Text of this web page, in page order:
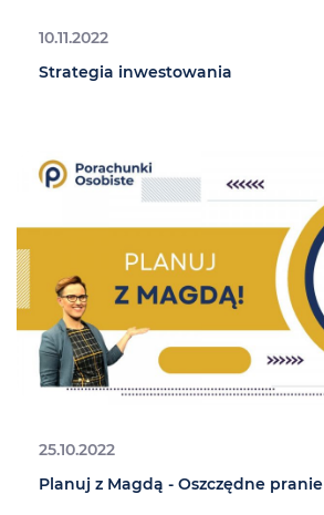
10.11.2022
Strategia inwestowania
25.10.2022
Planuj z Magdą - Oszczędne pranie